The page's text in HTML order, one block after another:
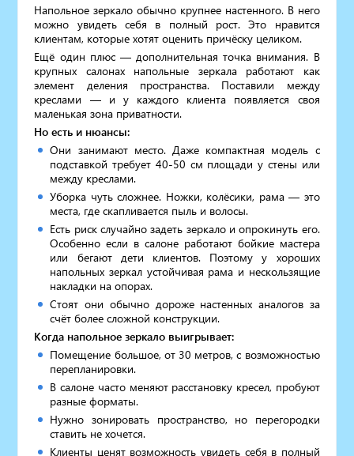
Напольное зеркало обычно крупнее настенного. В него
можно увидеть себя в полный рост. Это нравится
клиентам, которые хотят оценить причёску целиком.
Ещё один плюс — дополнительная точка внимания. В
крупных салонах напольные зеркала работают как
элемент деления пространства. Поставили между
креслами — и у каждого клиента появляется своя
маленькая зона приватности.
Но есть и нюансы:
Они занимают место. Даже компактная модель с
подставкой требует 40-50 см площади у стены или
между креслами.
Уборка чуть сложнее. Ножки, колёсики, рама — это
места, где скапливается пыль и волосы.
Есть риск случайно задеть зеркало и опрокинуть его.
Особенно если в салоне работают бойкие мастера
или бегают дети клиентов. Поэтому у хороших
напольных зеркал устойчивая рама и нескользящие
накладки на опорах.
Стоят они обычно дороже настенных аналогов за
счёт более сложной конструкции.
Когда напольное зеркало выигрывает:
Помещение большое, от 30 метров, с возможностью
перепланировки.
В салоне часто меняют расстановку кресел, пробуют
разные форматы.
Нужно зонировать пространство, но перегородки
ставить не хочется.
Клиенты ценят возможность увидеть себя в полный